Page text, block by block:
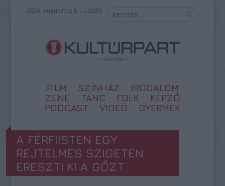
2026. augusztus 8. – László
FILM SZÍNHÁZ
IRODALOM
ZENE
TÁNC FOLK
KÉPZŐ
PODCAST
VIDEÓ GYERMEK
A FÉRFIISTEN EGY
REJTELMES SZIGETEN
ERESZTI KI A GŐZT